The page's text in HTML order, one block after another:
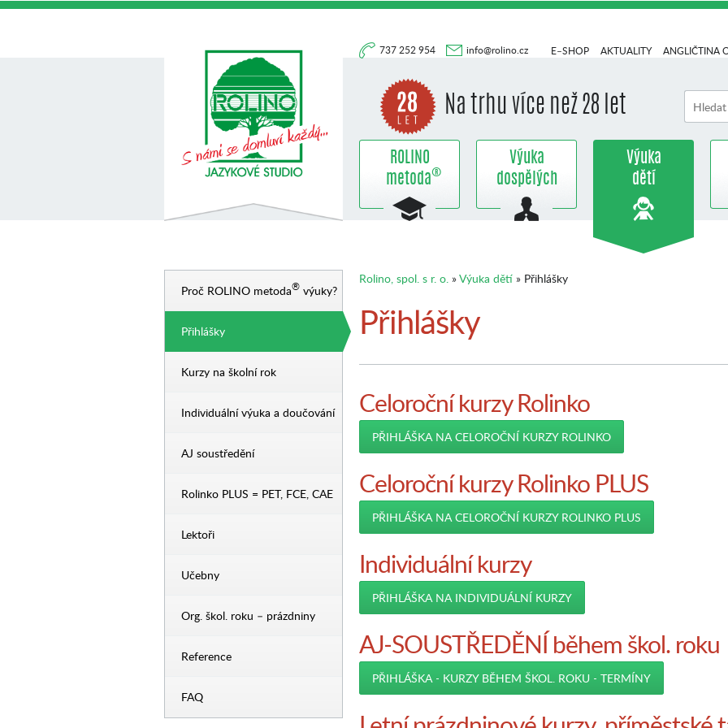
737 252 954 info@rolino.cz
Na trhu více než 28 let
E–SHOP AKTUALITY ANGLIČTINA
ROLINO
metoda®
Výuka
dospělých
Výuka
dětí
Proč ROLINO metoda® výuky?
Přihlášky
Kurzy na školní rok
Individuální výuka a doučování
AJ soustředění
Rolinko PLUS = PET, FCE, CAE
Lektoři
Učebny
Org. škol. roku – prázdniny
Reference
FAQ
Rolino, spol. s r. o. »Výuka dětí » Přihlášky
Přihlášky
Celoroční kurzy Rolinko
PŘIHLÁŠKA NA CELOROČNÍ KURZY ROLINKO
Celoroční kurzy Rolinko PLUS
PŘIHLÁŠKA NA CELOROČNÍ KURZY ROLINKO PLUS
Individuální kurzy
PŘIHLÁŠKA NA INDIVIDUÁLNÍ KURZY
AJ-SOUSTŘEDĚNÍ během škol. roku
PŘIHLÁŠKA - KURZY BĚHEM ŠKOL. ROKU - TERMÍNY